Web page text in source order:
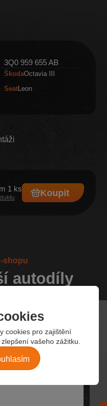
3Q0 959 655 AB
ŠkodaOctavia III
SeatLeon
1 ks Koupit
shopu
autodíly
cookies pro zajištění
vašeho zážitku.